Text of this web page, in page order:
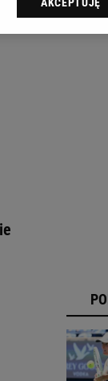
sp. z o.o., jej
swoje preferencje
celów identyfikacji.
reklam i treści,